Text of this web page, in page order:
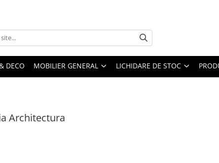
DECO MOBILIER GENERAL LICHIDARE DE STOC
Architectura